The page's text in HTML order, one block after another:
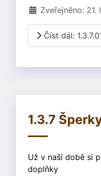
Zveřejněno:
Číst dál:
1.3.7
Už v naší době si
doplňky